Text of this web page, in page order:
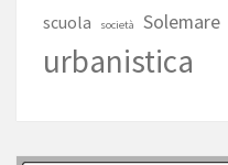
scuola società Solemare
urbanistica